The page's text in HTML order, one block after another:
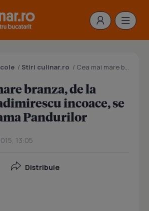
/ Stiri culinar.ro / Cea mai mare branza, de la Tudor Vladimirescu incoace, se face la Crama Pandurilor
branza, de la
incoace, se
Pandurilor
13:05
Distribuie